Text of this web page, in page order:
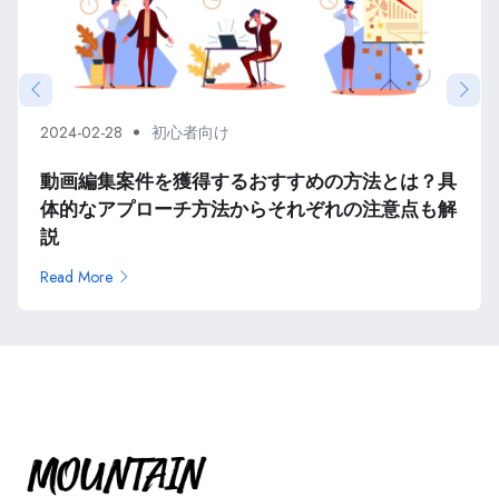
2024-02-28 初心者向け
動画編集案件を獲得するおすすめの方法とは？具
体的なアプローチ方法からそれぞれの注意点も解
説
Read More